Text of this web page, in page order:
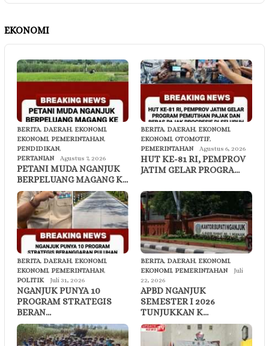
EKONOMI
BERITA, DAERAH, EKONOMI,
EKONOMI, PEMERINTAHAN,
PENDIDIKAN,
PERTANIAN
Agustus 7, 2026
PETANI MUDA NGANJUK
BERPELUANG MAGANG K…
BERITA, DAERAH, EKONOMI,
EKONOMI, OTOMOTIF,
PEMERINTAHAN
Agustus 6, 2026
HUT KE-81 RI, PEMPROV
JATIM GELAR PROGRA…
BERITA, DAERAH, EKONOMI,
EKONOMI, PEMERINTAHAN,
POLITIK
Juli 31, 2026
NGANJUK PUNYA 10
PROGRAM STRATEGIS
BERAN…
BERITA, DAERAH, EKONOMI,
EKONOMI, PEMERINTAHAN
Juli
22, 2026
APBD NGANJUK
SEMESTER I 2026
TUNJUKKAN K…